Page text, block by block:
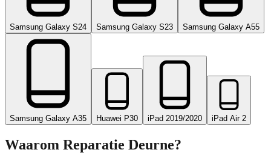
Samsung Galaxy S24 Samsung Galaxy S23 Samsung Galaxy A55
Samsung Galaxy A35 Huawei P30 iPad 2019/2020 iPad Air 2
Waarom Reparatie Deurne?